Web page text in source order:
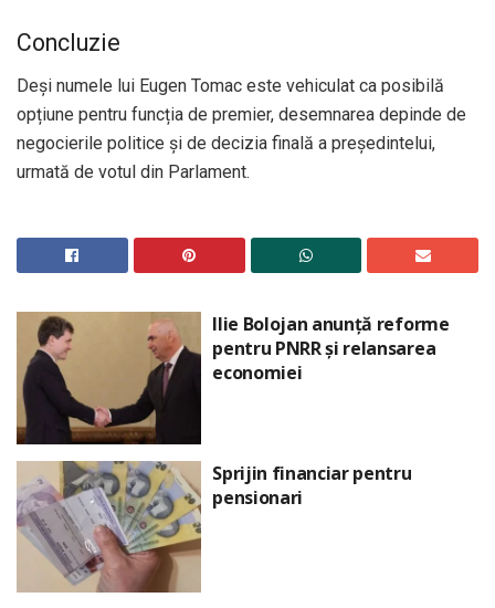
Concluzie
Deși numele lui Eugen Tomac este vehiculat ca posibilă
opțiune pentru funcția de premier, desemnarea depinde de
negocierile politice și de decizia finală a președintelui,
urmată de votul din Parlament.
Ilie Bolojan anunță reforme
pentru PNRR și relansarea
economiei
Sprijin financiar pentru
pensionari